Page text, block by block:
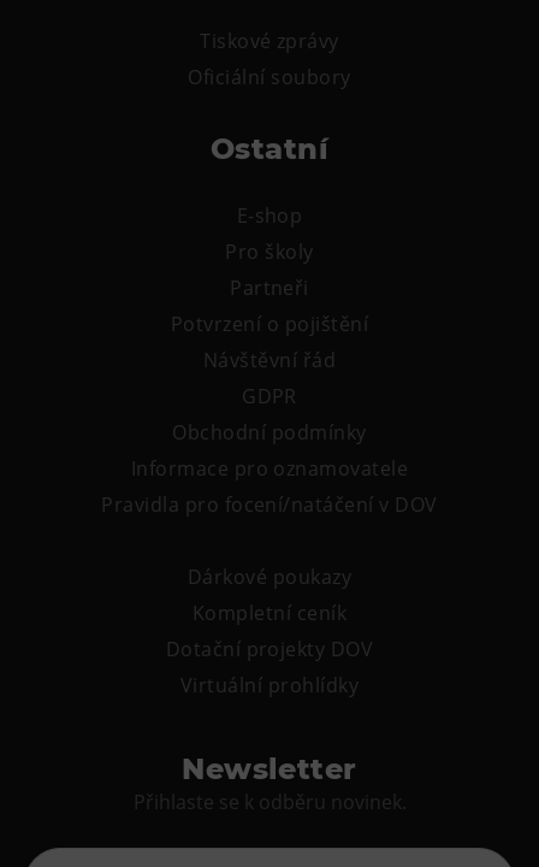
Restaurace VP ART
CØKAFE Dolní Vítkovice
Tematické dárkové poukazy
Kroužky pro děti
Tiskové zprávy
Oficiální soubory
Ostatní
E-shop
Pro školy
Partneři
Potvrzení o pojištění
Návštěvní řád
GDPR
Obchodní podmínky
Informace pro oznamovatele
Pravidla pro focení/natáčení v DOV
Dárkové poukazy
Kompletní ceník
Dotační projekty DOV
Virtuální prohlídky
Newsletter
Přihlaste se k odběru novinek.